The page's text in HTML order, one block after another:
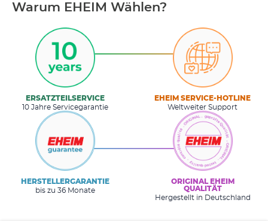
Warum EHEIM Wählen?
ERSATZTEILSERVICE
10 Jahre Servicegarantie
EHEIM SERVICE-HOTLINE
Weltweiter Support
HERSTELLERGARANTIE
bis zu 36 Monate
ORIGINAL EHEIM
QUALITÄT
Hergestellt in Deutschland